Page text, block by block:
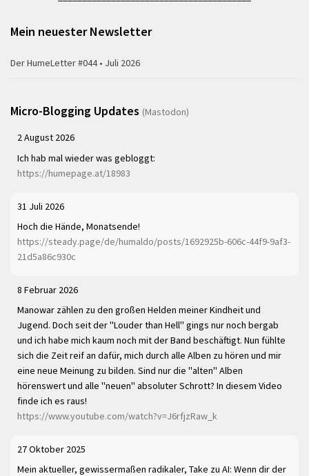
Mein neuester Newsletter
Der HumeLetter #044 • Juli 2026
Micro-Blogging Updates (Mastodon)
2 August 2026
Ich hab mal wieder was gebloggt:
https://humepage.at/18983
31 Juli 2026
Hoch die Hände, Monatsende!
https://steady.page/de/humaldo/posts/1692925b-606c-44f9-9af3-
21d5a86c930c
8 Februar 2026
Manowar zählen zu den großen Helden meiner Kindheit und
Jugend. Doch seit der "Louder than Hell" gings nur noch bergab
und ich habe mich kaum noch mit der Band beschäftigt. Nun fühlte
sich die Zeit reif an dafür, mich durch alle Alben zu hören und mir
eine neue Meinung zu bilden. Sind nur die "alten" Alben
hörenswert und alle "neuen" absoluter Schrott? In diesem Video
finde ich es raus!
https://www.youtube.com/watch?v=J6rfjzRaw_k
27 Oktober 2025
Mein aktueller, gewissermaßen radikaler, Take zu AI: Wenn dir der